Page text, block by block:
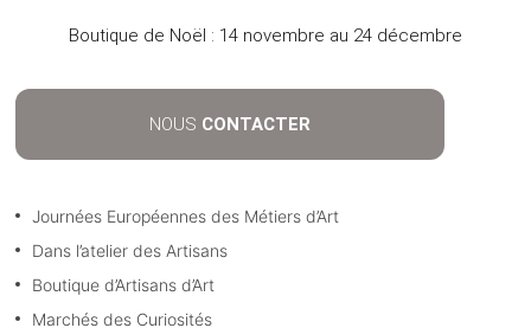
Boutique de Noël : 14 novembre au 24 décembre
NOUS CONTACTER
Journées Européennes des Métiers d’Art
Dans l’atelier des Artisans
Boutique d’Artisans d’Art
Marchés des Curiosités